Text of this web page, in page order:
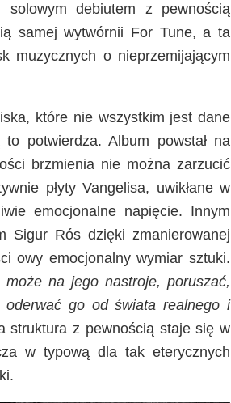
solowym debiutem z pewnością
samej wytwórnii For Tune, a ta
muzycznych o nieprzemijającym
które nie wszystkim jest dane
potwierdza. Album powstał na
brzmienia nie można zarzucić
płyty Vangelisa, uwikłane w
emocjonalne napięcie. Innym
Sigur Rós dzięki zmanierowanej
owy emocjonalny wymiar sztuki.
może na jego nastroje, poruszać,
go od świata realnego i
struktura z pewnością staje się w
w typową dla tak eterycznych